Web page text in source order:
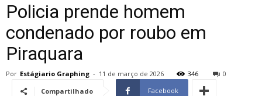
Policia prende homem
condenado por roubo em
Piraquara
Por Estágiario Graphing - 11 de março de 2026 346
0
Compartilhado
Facebook